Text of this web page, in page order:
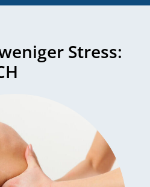
Stress: